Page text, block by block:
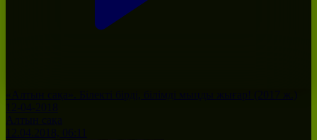
«Алтын сақа». Білекті бірді, білімді мыңды жығар! (2017 ж.)
12-04-2018
Алтын сақа
12.04.2018, 06:11